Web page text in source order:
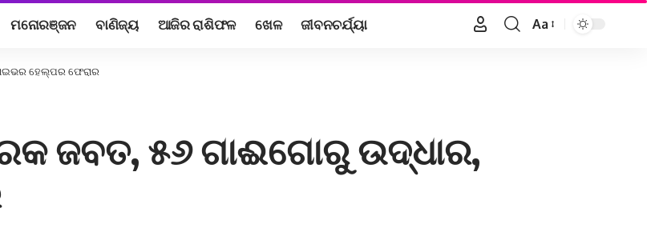
ମନୋରଞ୍ଜନ ବାଣିଜ୍ୟ ଆଜିର ରାଶିଫଳ ଖେଳ ଜୀବନଚର୍ଯ୍ୟା
Font
Aa
ହେଲ୍ପର ଫେରାର
ଜବତ, ୫୬ ଗାଈଗୋରୁ ଉଦ୍ଧାର,